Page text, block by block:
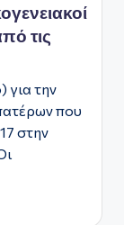
τις
για την
που
στην